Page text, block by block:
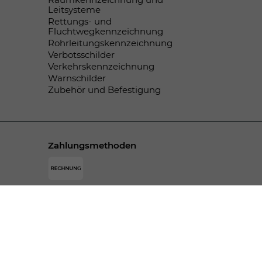
Leitsysteme
Rettungs- und
Fluchtwegkennzeichnung
Rohrleitungskennzeichnung
Verbotsschilder
Verkehrskennzeichnung
Warnschilder
Zubehör und Befestigung
Zahlungsmethoden